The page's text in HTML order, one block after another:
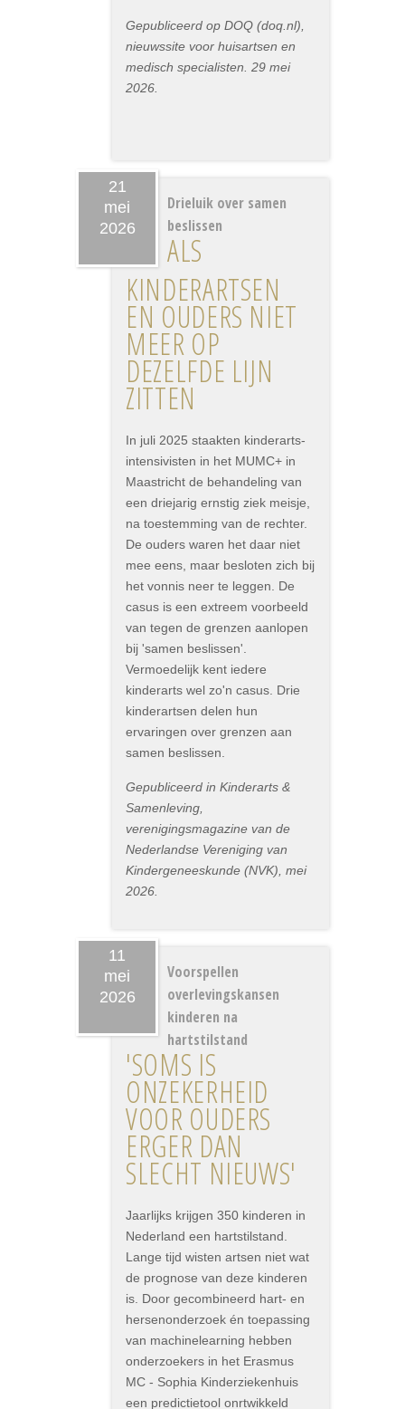
Gepubliceerd op DOQ (doq.nl),
nieuwssite voor huisartsen en
medisch specialisten. 29 mei
2026.
21
mei
2026
Drieluik over samen
beslissen
ALS
KINDERARTSEN
EN OUDERS NIET
MEER OP
DEZELFDE LIJN
ZITTEN
In juli 2025 staakten kinderarts-
intensivisten in het MUMC+ in
Maastricht de behandeling van
een driejarig ernstig ziek meisje,
na toestemming van de rechter.
De ouders waren het daar niet
mee eens, maar besloten zich bij
het vonnis neer te leggen. De
casus is een extreem voorbeeld
van tegen de grenzen aanlopen
bij 'samen beslissen'.
Vermoedelijk kent iedere
kinderarts wel zo'n casus. Drie
kinderartsen delen hun
ervaringen over grenzen aan
samen beslissen.
Gepubliceerd in Kinderarts &
Samenleving,
verenigingsmagazine van de
Nederlandse Vereniging van
Kindergeneeskunde (NVK), mei
2026.
11
mei
2026
Voorspellen
overlevingskansen
kinderen na
hartstilstand
'SOMS IS
ONZEKERHEID
VOOR OUDERS
ERGER DAN
SLECHT NIEUWS'
Jaarlijks krijgen 350 kinderen in
Nederland een hartstilstand.
Lange tijd wisten artsen niet wat
de prognose van deze kinderen
is. Door gecombineerd hart- en
hersenonderzoek én toepassing
van machinelearning hebben
onderzoekers in het Erasmus
MC - Sophia Kinderziekenhuis
een predictietool onrtwikkeld